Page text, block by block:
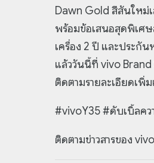
Dawn Gold สีสันใหม่
พร้อมข้อเสนอสุดพิเศษ
เครื่อง 2 ปี และประกั
แล้ววันนี้ที่ vivo
ติดตามรายละเอียดเพิ่
#vivoY35 #ดับเบิ้ลค
ติดตามข่าวสารของ